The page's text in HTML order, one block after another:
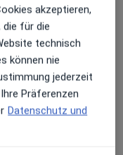
akzeptieren,
die für die
technisch
können nie
jederzeit
Präferenzen
Datenschutz und